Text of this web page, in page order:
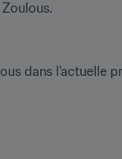
dans l'actuelle